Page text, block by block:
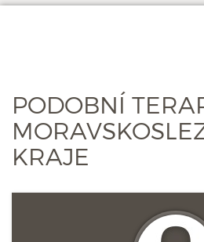
PODOBNÍ
KRAJE